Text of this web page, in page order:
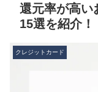
還元率が高い
15選を紹介！
クレジットカード